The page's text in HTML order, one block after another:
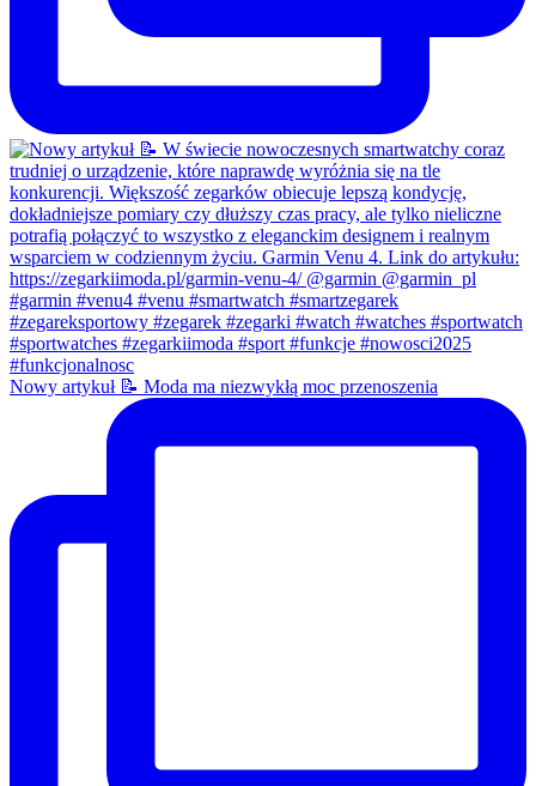
Nowy artykuł 📝 Moda ma niezwykłą moc przenoszenia